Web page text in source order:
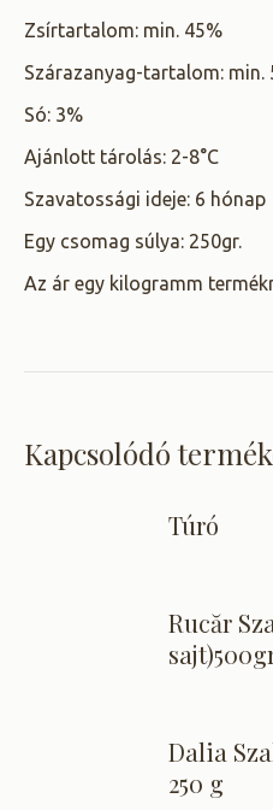
Zsírtartalom: min. 45%
Szárazanyag-tartalom: min.
Só: 3%
Ajánlott tárolás: 2-8°C
Szavatossági ideje: 6 hónap
Egy csomag súlya: 250gr.
Az ár egy kilogramm
Kapcsolódó
Túró
Rucăr
Dalia
250 g